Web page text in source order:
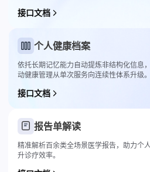
接口文档
个人健康档案
依托长期记忆能力自动提炼非结构化信息
动健康管理从单次服务向连续性体系升级。
接口文档
报告单解读
精准解析百余类全场景医学报告，助力个
升诊疗效率。